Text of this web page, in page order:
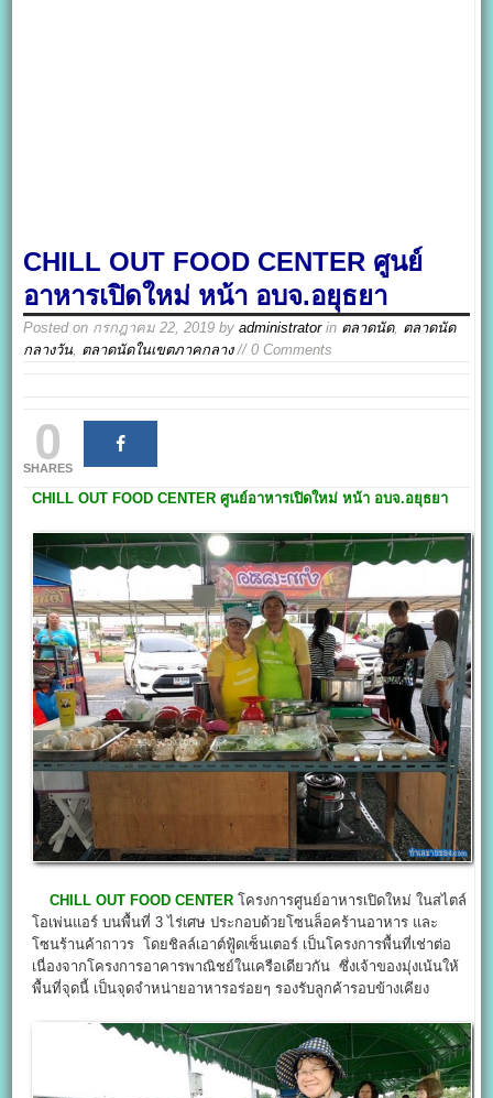
CHILL OUT FOOD CENTER ศูนย์
อาหารเปิดใหม่ หน้า อบจ.อยุธยา
Posted on กรกฎาคม 22, 2019 byadministratorin ตลาดนัด, ตลาดนัด
กลางวัน, ตลาดนัดในเขตภาคกลาง// 0 Comments
0
SHARES
CHILL OUT FOOD CENTER ศูนย์อาหารเปิดใหม่ หน้า อบจ.อยุธยา
CHILL OUT FOOD CENTER โครงการศูนย์อาหารเปิดใหม่ ในสไตล์
โอเพ่นแอร์ บนพื้นที่ 3 ไร่เศษ ประกอบด้วยโซนล็อคร้านอาหาร และ
โซนร้านค้าถาวร โดยชิลล์เอาต์ฟู้ดเซ็นเตอร์ เป็นโครงการพื้นที่เช่าต่อ
เนื่องจากโครงการอาคารพาณิชย์ในเครือเดียวกัน ซึ่งเจ้าของมุ่งเน้นให้
พื้นที่จุดนี้ เป็นจุดจำหน่ายอาหารอร่อยๆ รองรับลูกค้ารอบข้างเคียง